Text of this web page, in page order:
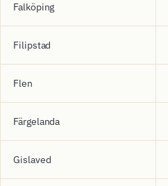
Falköping
Filipstad
Flen
Färgelanda
Gislaved